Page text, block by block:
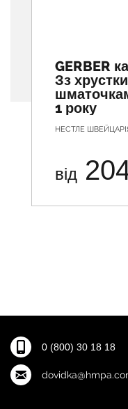
GERBER
Зз
1 року
НЕСТЛЕ
від
0 (800) 30 18 18